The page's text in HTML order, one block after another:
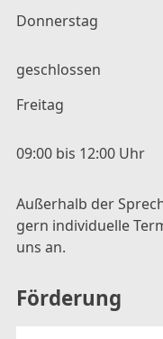
Donnerstag
geschlossen
Freitag
09:00 bis 12:00 Uhr
Außerhalb der
gern individuelle
uns an.
Förderung